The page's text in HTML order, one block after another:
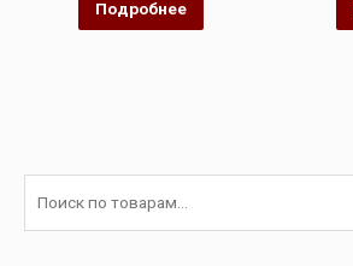
Подробнее